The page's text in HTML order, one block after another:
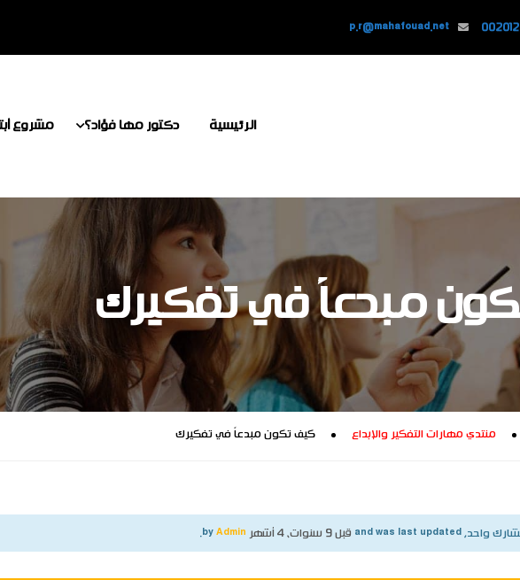
p.r@mahafouad.net
الرئيسية دكتور مها فؤاد؟ مشروع
مبدعاً في تفكيرك
منتدي مهارات التفكير والإبداع كيف تكون مبدعاً في تفكيرك
قبل 9 سنوات، 4 أشهر Admin